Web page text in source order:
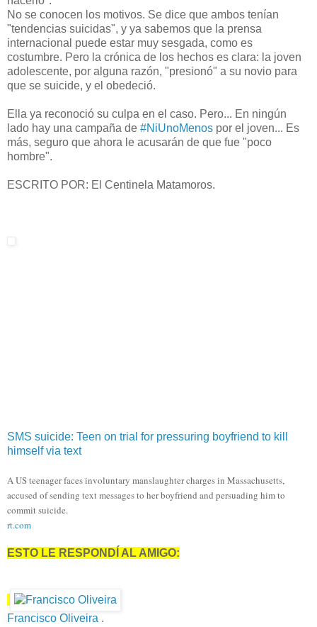
No se conocen los motivos. Se dice que ambos tenían
"tendencias suicidas", y ya sabemos que la prensa
internacional puede estar muy sesgada, como es
costumbre. Pero la crónica de los hechos es clara: la joven
adolescente, por alguna razón, "presionó" a su novio para
que se suicide, y el obedeció.
Ella ya reconoció su culpa en el caso. Pero... En ningún
lado hay una campaña de ‪#‎NiUnoMenos‬ por el joven... Es
más, seguro que ahora le acusarán de que fue "poco
hombre".
ESCRITO POR: El Centinela Matamoros.
SMS suicide: Teen on trial for pressuring boyfriend to kill
himself via text
A US teenager faces involuntary manslaughter charges in Massachusetts,
accused of sending text messages to her boyfriend and persuading him to
commit suicide.
rt.com
ESTO LE RESPONDÍ AL AMIGO:
Francisco Oliveira .